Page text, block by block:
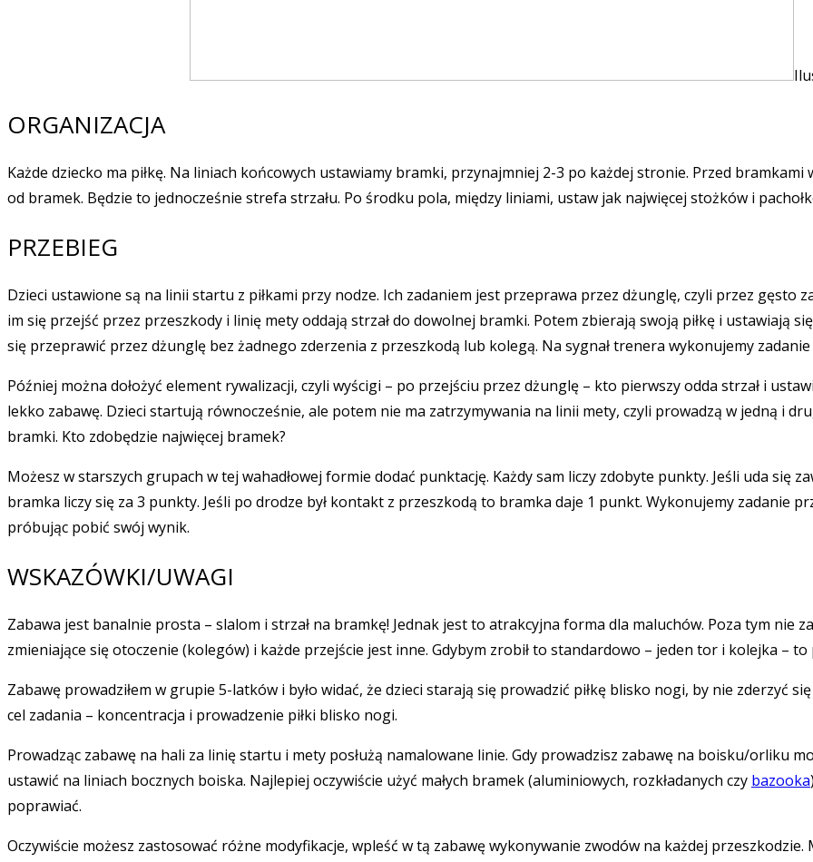
ORGANIZACJA
Każde dziecko ma piłkę. Na liniach końcowych ustawiamy bramki, przynajmniej 2-3 po każdej stronie. Przed
od bramek. Będzie to jednocześnie strefa strzału. Po środku pola, między liniami, ustaw jak najwięcej stożków i
PRZEBIEG
Dzieci ustawione są na linii startu z piłkami przy nodze. Ich zadaniem jest przeprawa przez dżunglę, czyli przez gęsto
im się przejść przez przeszkody i linię mety oddają strzał do dowolnej bramki. Potem zbierają swoją piłkę i ustawiają
się przeprawić przez dżunglę bez żadnego zderzenia z przeszkodą lub kolegą. Na sygnał trenera wykonujemy
Później można dołożyć element rywalizacji, czyli wyścigi – po przejściu przez dżunglę – kto pierwszy odda strzał i
lekko zabawę. Dzieci startują równocześnie, ale potem nie ma zatrzymywania na linii mety, czyli prowadzą w jedną i
bramki. Kto zdobędzie najwięcej bramek?
Możesz w starszych grupach w tej wahadłowej formie dodać punktację. Każdy sam liczy zdobyte punkty. Jeśli uda się
bramka liczy się za 3 punkty. Jeśli po drodze był kontakt z przeszkodą to bramka daje 1 punkt. Wykonujemy zadanie
próbując pobić swój wynik.
WSKAZÓWKI/UWAGI
Zabawa jest banalnie prosta – slalom i strzał na bramkę! Jednak jest to atrakcyjna forma dla maluchów. Poza tym nie
zmieniające się otoczenie (kolegów) i każde przejście jest inne. Gdybym zrobił to standardowo – jeden tor i kolejka –
Zabawę prowadziłem w grupie 5-latków i było widać, że dzieci starają się prowadzić piłkę blisko nogi, by nie zderzyć
cel zadania – koncentracja i prowadzenie piłki blisko nogi.
Prowadząc zabawę na hali za linię startu i mety posłużą namalowane linie. Gdy prowadzisz zabawę na boisku/orliku
ustawić na liniach bocznych boiska. Najlepiej oczywiście użyć małych bramek (aluminiowych, rozkładanych czy bazooka
poprawiać.
Oczywiście możesz zastosować różne modyfikacje, wpleść w tą zabawę wykonywanie zwodów na każdej